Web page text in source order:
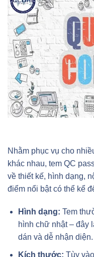
Nhằm phục vụ cho
khác nhau, tem QC
về thiết kế, hình dạng,
điểm nổi bật có thể kể
Hình dạng: Tem
hình chữ nhật – đây
dán và dễ nhận diện.
Kích thước: Tùy